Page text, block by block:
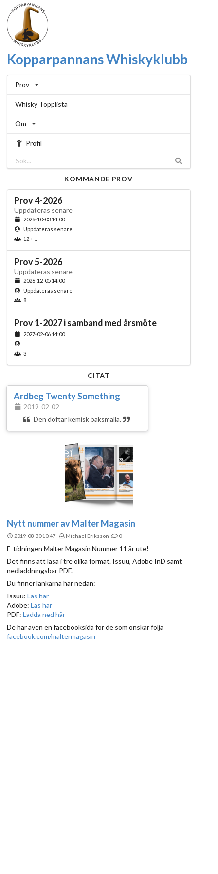
Kopparpannans Whiskyklubb
Prov
Whisky Topplista
Om
Profil
KOMMANDE PROV
Prov 4-2026
Uppdateras senare
2026-10-03 14:00
Uppdateras senare
12 + 1
Prov 5-2026
Uppdateras senare
2026-12-05 14:00
Uppdateras senare
8
Prov 1-2027 i samband med årsmöte
2027-02-06 14:00
3
CITAT
Ardbeg Twenty Something
2019-02-02
Den doftar kemisk baksmälla.
Nytt nummer av Malter Magasin
2019-08-30 10:47 Michael Eriksson 0
E-tidningen Malter Magasin Nummer 11 är ute!
Det finns att läsa i tre olika format. Issuu, Adobe InD samt
nedladdningsbar PDF.
Du finner länkarna här nedan:
Issuu: Läs här
Adobe: Läs här
PDF: Ladda ned här
De har även en facebooksida för de som önskar följa
facebook.com/maltermagasin